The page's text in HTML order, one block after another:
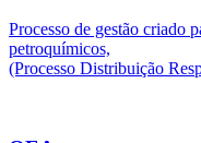
Processo de gestão criado
petroquímicos,
(Processo Distribuição